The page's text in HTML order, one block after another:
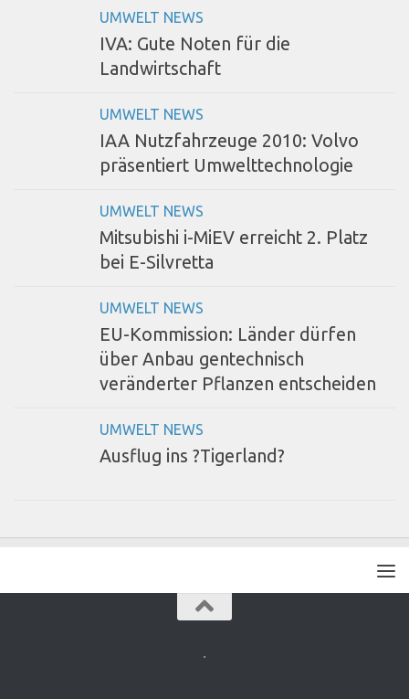
UMWELT NEWS
IVA: Gute Noten für die
Landwirtschaft
UMWELT NEWS
IAA Nutzfahrzeuge 2010: Volvo
präsentiert Umwelttechnologie
UMWELT NEWS
Mitsubishi i-MiEV erreicht 2. Platz
bei E-Silvretta
UMWELT NEWS
EU-Kommission: Länder dürfen
über Anbau gentechnisch
veränderter Pflanzen entscheiden
UMWELT NEWS
Ausflug ins ?Tigerland?
.